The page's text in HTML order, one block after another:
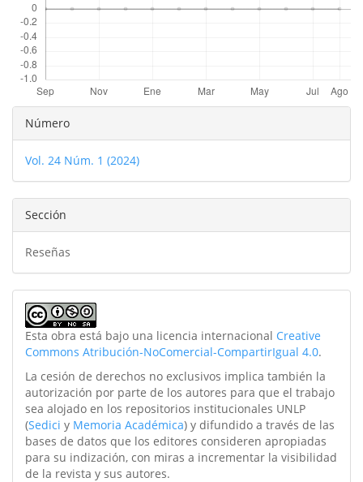
Detalles
del
artículo
Número
Vol. 24 Núm. 1 (2024)
Sección
Reseñas
Esta obra está bajo una licencia internacional Creative
Commons Atribución-NoComercial-CompartirIgual 4.0.
La cesión de derechos no exclusivos implica también la
autorización por parte de los autores para que el trabajo
sea alojado en los repositorios institucionales UNLP
(Sedici y Memoria Académica) y difundido a través de las
bases de datos que los editores consideren apropiadas
para su indización, con miras a incrementar la visibilidad
de la revista y sus autores.